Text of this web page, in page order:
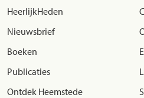
HeerlijkHeden
Nieuwsbrief
Boeken
Publicaties
Ontdek Heemstede